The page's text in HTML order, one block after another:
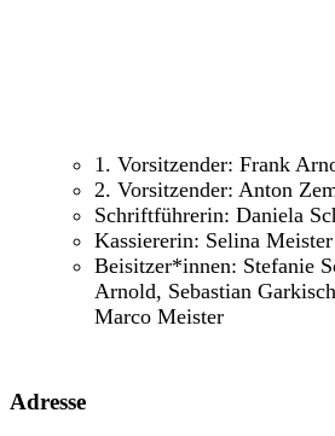
1. Vorsitzender: Frank
2. Vorsitzender: Anton
Schriftführerin: Daniela
Kassiererin: Selina Meister
Beisitzer*innen: Stefanie
Arnold, Sebastian
Marco Meister
Adresse